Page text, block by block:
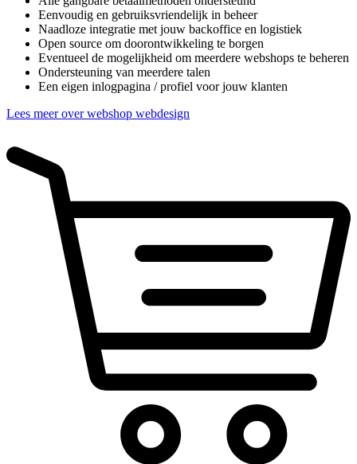
Eenvoudig en gebruiksvriendelijk in beheer
Naadloze integratie met jouw backoffice en logistiek
Open source om doorontwikkeling te borgen
Eventueel de mogelijkheid om meerdere webshops te beheren
Ondersteuning van meerdere talen
Een eigen inlogpagina / profiel voor jouw klanten
Lees meer over webshop webdesign